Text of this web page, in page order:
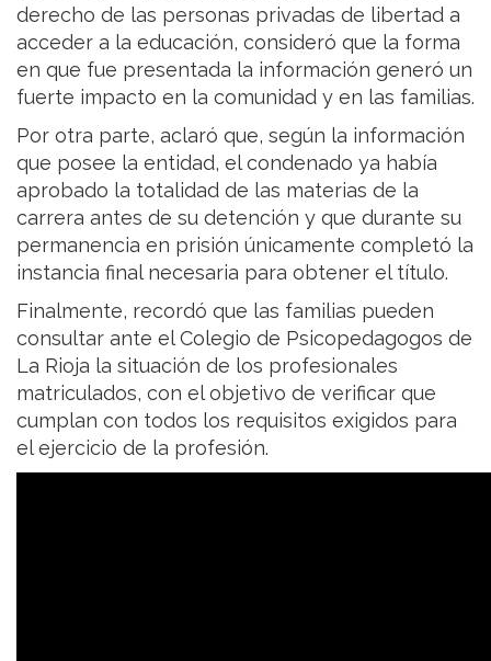
derecho de las personas privadas de libertad a
acceder a la educación, consideró que la forma
en que fue presentada la información generó un
fuerte impacto en la comunidad y en las familias.
Por otra parte, aclaró que, según la información
que posee la entidad, el condenado ya había
aprobado la totalidad de las materias de la
carrera antes de su detención y que durante su
permanencia en prisión únicamente completó la
instancia final necesaria para obtener el título.
Finalmente, recordó que las familias pueden
consultar ante el Colegio de Psicopedagogos de
La Rioja la situación de los profesionales
matriculados, con el objetivo de verificar que
cumplan con todos los requisitos exigidos para
el ejercicio de la profesión.